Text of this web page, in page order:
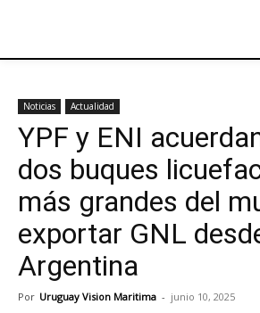
Noticias Actualidad
YPF y ENI
dos buques
más grandes del
exportar GNL
Argentina
Por Uruguay Vision Maritima - junio 10, 2025